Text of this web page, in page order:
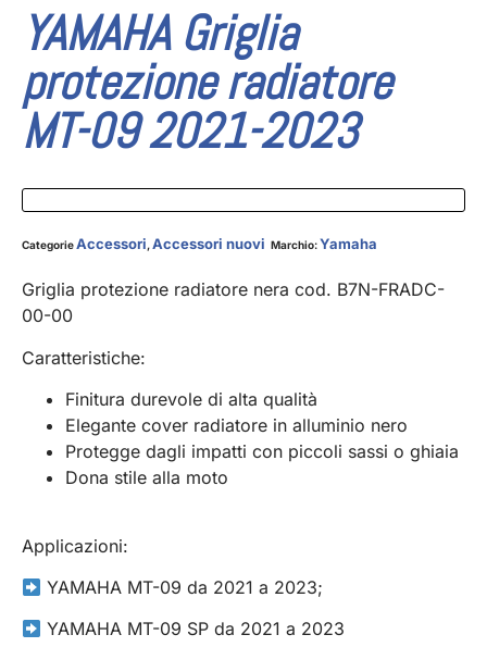
YAMAHA Griglia
protezione radiatore
MT-09 2021-2023
CategorieAccessori,Accessori nuovi Marchio:Yamaha
Griglia protezione radiatore nera cod. B7N-FRADC-
00-00
Caratteristiche:
Finitura durevole di alta qualità
Elegante cover radiatore in alluminio nero
Protegge dagli impatti con piccoli sassi o ghiaia
Dona stile alla moto
Applicazioni:
YAMAHA MT-09 da 2021 a 2023;
YAMAHA MT-09 SP da 2021 a 2023